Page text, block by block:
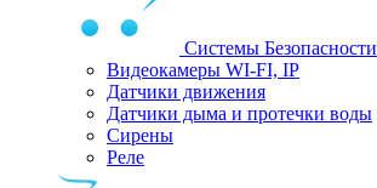
Системы Безопасности
Видеокамеры WI-FI, IP
Датчики движения
Датчики дыма и протечки воды
Сирены
Реле